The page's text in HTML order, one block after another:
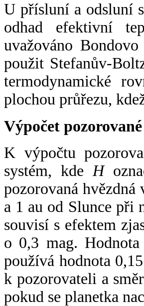
U přísluní a odsluní
odhad efektivní
uvažováno
použit Stefanův-
termodynamické
plochou průřezu,
Výpočet
K výpočtu
systém, kde H
pozorovaná
a 1 au od Slunce při
souvisí s efektem
o 0,3 mag. Hodnota
používá hodnota
k pozorovateli a
pokud se planetka